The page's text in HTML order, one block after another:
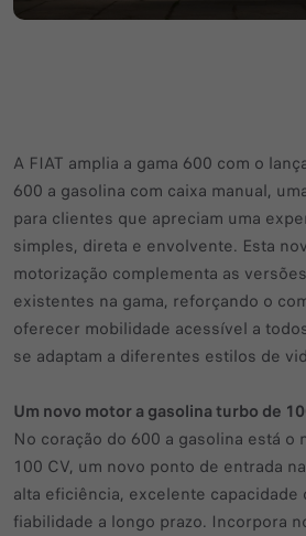
A FIAT amplia a gama 600 com o
600 a gasolina com caixa manual,
para clientes que apreciam uma
simples, direta e envolvente. Esta
motorização complementa as
existentes na gama, reforçando o
oferecer mobilidade acessível a
se adaptam a diferentes estilos de
Um novo motor a gasolina turbo de
No coração do 600 a gasolina está o
100 CV, um novo ponto de entrada
alta eficiência, excelente capacidade
fiabilidade a longo prazo. Incorpora